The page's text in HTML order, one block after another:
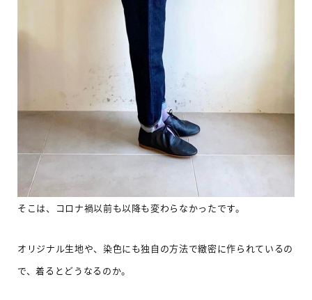
そこは、コロナ禍以前も以降も変わらなかったです。
オリジナル生地や、染色にも独自の方法で緻密に作られているの
で、着るとどうなるのか。